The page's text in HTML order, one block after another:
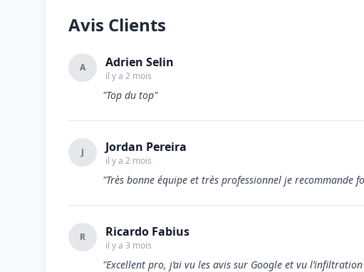
Avis Clients
A Adrien Selin
il y a 2 mois
"Top du top"
J Jordan Pereira
il y a 2 mois
"Très bonne équipe et très professionnel je recommande
R Ricardo Fabius
il y a 3 mois
"Excellent pro, j’ai vu les avis sur Google et vu